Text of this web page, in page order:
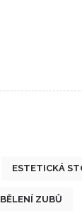
ESTETICKÁ
BĚLENÍ ZUBŮ